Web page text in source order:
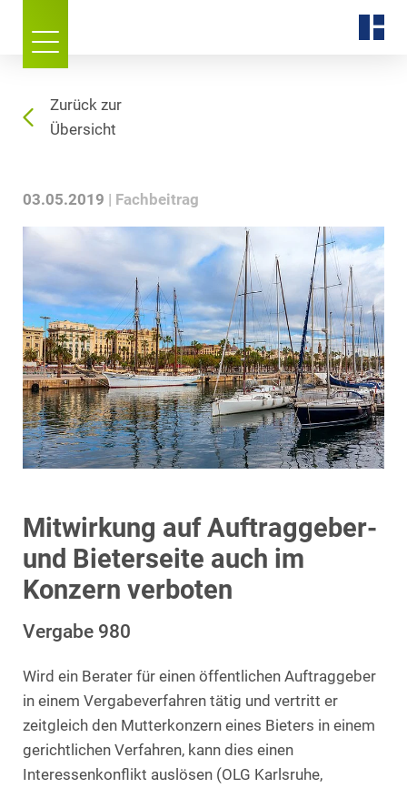
Zurück zur
Übersicht
03.05.2019 Fachbeitrag
Mitwirkung auf Auftraggeber-
und Bieterseite auch im
Konzern verboten
Vergabe 980
Wird ein Berater für einen öffentlichen Auftraggeber
in einem Vergabeverfahren tätig und vertritt er
zeitgleich den Mutterkonzern eines Bieters in einem
gerichtlichen Verfahren, kann dies einen
Interessenkonflikt auslösen (OLG Karlsruhe,